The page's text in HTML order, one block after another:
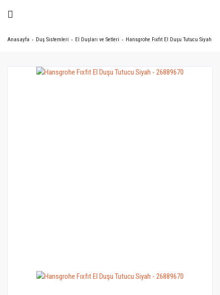
Anasayfa Duş Sistemleri El Duşları ve Setleri Hansgrohe Fıxfıt El Duşu Tutucu Siyah -